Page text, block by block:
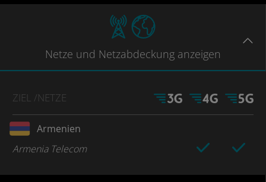
Netze und Netzabdeckung anzeigen
ZIEL /NETZE
Armenien
Armenia Telecom